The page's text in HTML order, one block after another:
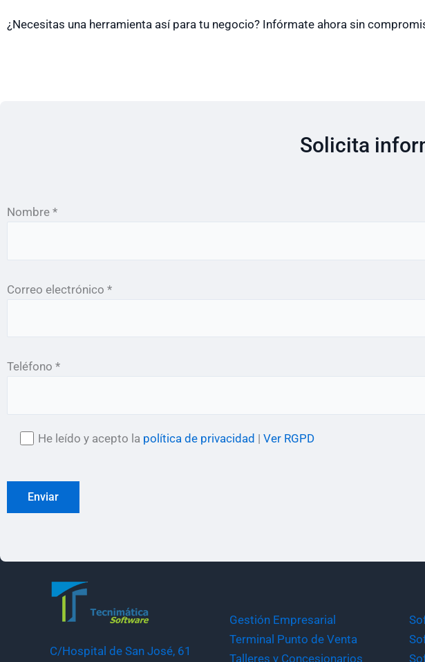
¿Necesitas una herramienta así para tu negocio? Infórmate ahora sin
Solicita
Nombre *
Correo electrónico *
Teléfono *
He leído y acepto la política de privacidad | Ver RGPD
C/Hospital de San José, 61
Gestión Empresarial
Terminal Punto de Venta
Talleres y Concesionarios